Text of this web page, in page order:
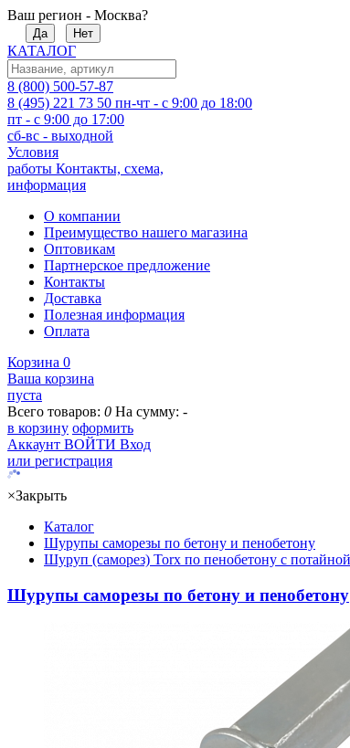
Ваш регион - Москва?
Да Нет
КАТАЛОГ
8 (800) 500-57-87
8 (495) 221 73 50 пн-чт - с 9:00 до 18:00
пт - с 9:00 до 17:00
сб-вс - выходной
Условия
работы Контакты, схема,
информация
О компании
Преимущество нашего магазина
Оптовикам
Партнерское предложение
Контакты
Доставка
Полезная информация
Оплата
Корзина 0
Ваша корзина
пуста
Всего товаров: 0 На сумму: -
в корзину оформить
Аккаунт ВОЙТИ Вход
или регистрация
×Закрыть
Каталог
Шурупы саморезы по бетону и пенобетону
Шуруп (саморез) Torx по пенобетону с
Шурупы саморезы по бетону и пенобетону